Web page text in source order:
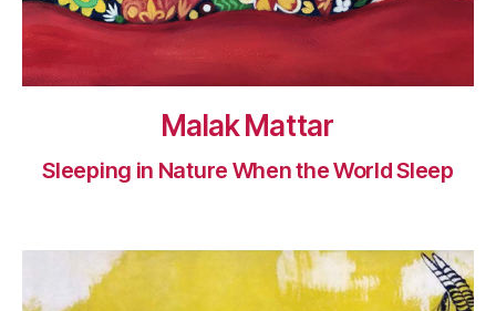
Malak Mattar
Sleeping in Nature When the World Sleep